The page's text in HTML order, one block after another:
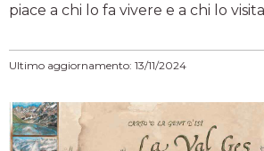
piace a chi lo fa vivere e a chi lo
Ultimo aggiornamento: 13/11/2024